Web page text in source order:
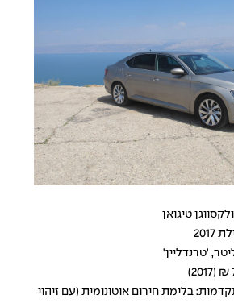
טיגואן
בלימת חירום אוטונומית (עם זיהוי